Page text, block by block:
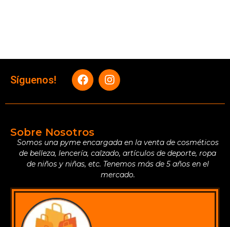
Síguenos!
Sobre Nosotros
Somos una pyme encargada en la venta de cosméticos
de belleza, lencería, calzado, artículos de deporte, ropa
de niños y niñas, etc. Tenemos más de 5 años en el
mercado.